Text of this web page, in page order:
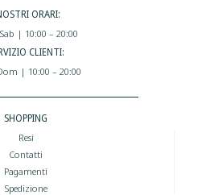
ORARI:
| 10:00 – 20:00
CLIENTI:
| 10:00 – 20:00
SHOPPING
Resi
Contatti
Pagamenti
Spedizione